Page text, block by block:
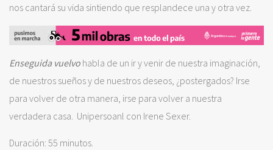
nos cantará su vida sintiendo que resplandece una y otra vez.
Enseguida vuelvo habla de un ir y venir de nuestra imaginación,
de nuestros sueños y de nuestros deseos, ¿postergados? Irse
para volver de otra manera, irse para volver a nuestra
verdadera casa. Unipersoanl con Irene Sexer.
Duración: 55 minutos.